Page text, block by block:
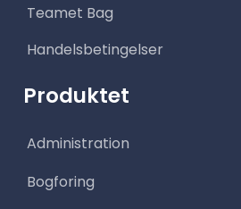
m
Teamet Bag
Handelsbetingelser
Produktet
Administration
Bogforing